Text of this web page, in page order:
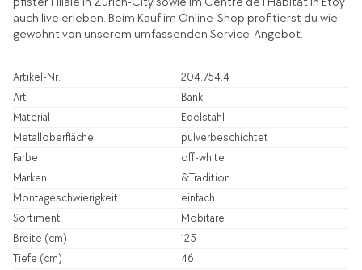
auch live erleben. Beim Kauf im Online-Shop profitierst du wie
gewohnt von unserem umfassenden Service-Angebot.
Artikel-Nr.
204.754.4
Art
Bank
Material
Edelstahl
Metalloberfläche
pulverbeschichtet
Farbe
off-white
Marken
&Tradition
Montageschwierigkeit
einfach
Sortiment
Mobitare
Breite (cm)
125
Tiefe (cm)
46